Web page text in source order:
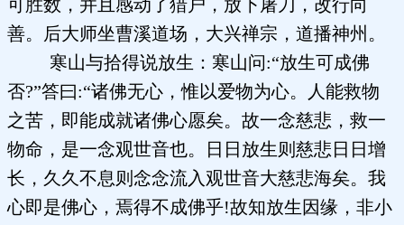
可胜数，并且感动了猎户，放下屠刀，改行向
善。后大师坐曹溪道场，大兴禅宗，道播神州。
寒山与拾得说放生：寒山问:“放生可成佛
否?”答曰:“诸佛无心，惟以爱物为心。人能救物
之苦，即能成就诸佛心愿矣。故一念慈悲，救一
物命，是一念观世音也。日日放生则慈悲日日增
长，久久不息则念念流入观世音大慈悲海矣。我
心即是佛心，焉得不成佛乎!故知放生因缘，非小